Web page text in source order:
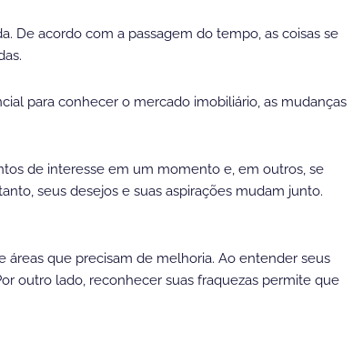
De acordo com a passagem do tempo, as coisas se
para conhecer o mercado imobiliário, as mudanças
de interesse em um momento e, em outros, se
seus desejos e suas aspirações mudam junto.
que precisam de melhoria. Ao entender seus
outro lado, reconhecer suas fraquezas permite que